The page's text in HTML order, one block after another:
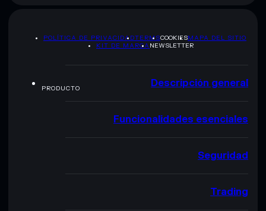
POLÍTICA DE PRIVACIDADTERMSCOOKIESMAPA DEL SITIO
KIT DE MARCA NEWSLETTER
PRODUCTO Descripción general
Funcionalidades esenciales
Seguridad
Trading